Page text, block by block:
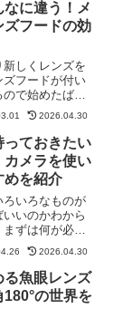
と「確かにそ
と...
に違う！メ
ズフードの効
しくレンズを
フードが付い
で始めたばか
い人もいるので
って必要な
？と思ってる
てる...
2026.04.30
っておきたい
カメラを使い
めを紹介
いろなものが
いのかわから
ずは何が必要
いのか、など
について紹介し
クセサリの使
も...
2026.04.30
る魚眼レンズ
の世界を